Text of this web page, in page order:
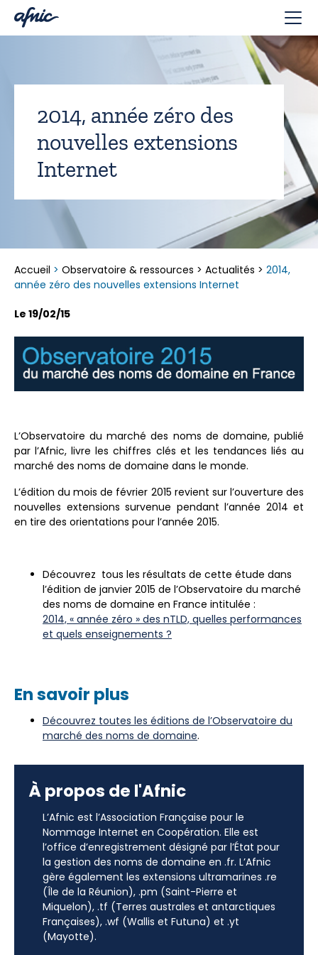
2014, année zéro des
nouvelles extensions
Internet
Accueil > Observatoire & ressources > Actualités > 2014,
année zéro des nouvelles extensions Internet
Le 19/02/15
L’Observatoire du marché des noms de domaine, publié
par l’Afnic, livre les chiffres clés et les tendances liés au
marché des noms de domaine dans le monde.
L’édition du mois de février 2015 revient sur l’ouverture des
nouvelles extensions survenue pendant l’année 2014 et
en tire des orientations pour l’année 2015.
Découvrez tous les résultats de cette étude dans
l’édition de janvier 2015 de l’Observatoire du marché
des noms de domaine en France intitulée :
2014, « année zéro » des nTLD, quelles performances
et quels enseignements ?
En savoir plus
Découvrez toutes les éditions de l’Observatoire du
marché des noms de domaine.
À propos de l'Afnic
L’Afnic est l’Association Française pour le
Nommage Internet en Coopération. Elle est
l’office d’enregistrement désigné par l’État pour
la gestion des noms de domaine en .fr. L’Afnic
gère également les extensions ultramarines .re
(Île de la Réunion), .pm (Saint-Pierre et
Miquelon), .tf (Terres australes et antarctiques
Françaises), .wf (Wallis et Futuna) et .yt
(Mayotte).
Panneau de gestion des cookies